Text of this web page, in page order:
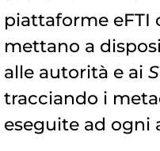
piattaforme eFTI
mettano a
alle autorità e ai
tracciando i
eseguite ad ogni